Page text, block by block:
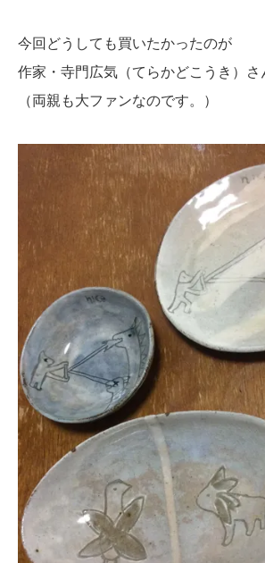
今回どうしても買いたかったのが
作家・寺門広気（てらかどこうき）さ
（両親も大ファンなのです。）